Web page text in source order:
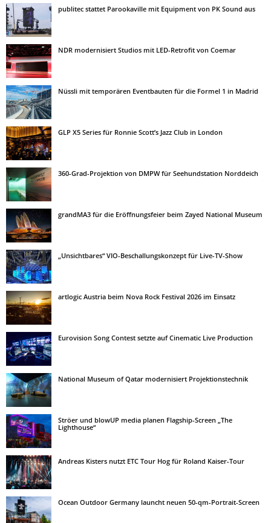
publitec stattet Parookaville mit Equipment von PK Sound aus
NDR modernisiert Studios mit LED-Retrofit von Coemar
Nüssli mit temporären Eventbauten für die Formel 1 in Madrid
GLP X5 Series für Ronnie Scott’s Jazz Club in London
360-Grad-Projektion von DMPW für Seehundstation Norddeich
grandMA3 für die Eröffnungsfeier beim Zayed National Museum
„Unsichtbares“ VIO-Beschallungskonzept für Live-TV-Show
artlogic Austria beim Nova Rock Festival 2026 im Einsatz
Eurovision Song Contest setzte auf Cinematic Live Production
National Museum of Qatar modernisiert Projektionstechnik
Ströer und blowUP media planen Flagship-Screen „The
Lighthouse“
Andreas Kisters nutzt ETC Tour Hog für Roland Kaiser-Tour
Ocean Outdoor Germany launcht neuen 50-qm-Portrait-Screen